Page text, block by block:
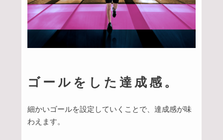
ゴールをした達成感。
細かいゴールを設定していくことで、達成感が味
わえます。